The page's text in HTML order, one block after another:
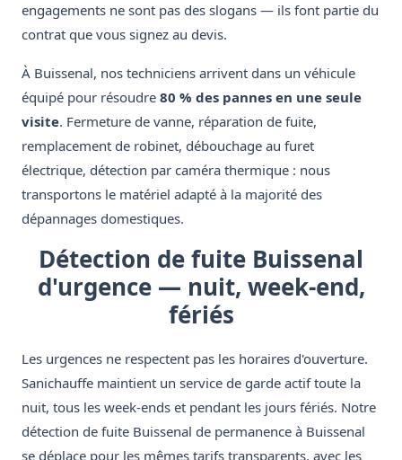
engagements ne sont pas des slogans — ils font partie du
contrat que vous signez au devis.
À Buissenal, nos techniciens arrivent dans un véhicule
équipé pour résoudre 80 % des pannes en une seule
visite. Fermeture de vanne, réparation de fuite,
remplacement de robinet, débouchage au furet
électrique, détection par caméra thermique : nous
transportons le matériel adapté à la majorité des
dépannages domestiques.
Détection de fuite Buissenal
d'urgence — nuit, week-end,
fériés
Les urgences ne respectent pas les horaires d'ouverture.
Sanichauffe maintient un service de garde actif toute la
nuit, tous les week-ends et pendant les jours fériés. Notre
détection de fuite Buissenal de permanence à Buissenal
se déplace pour les mêmes tarifs transparents, avec les